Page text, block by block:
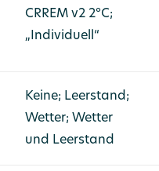
CRREM v2 2°C;
„Individuell“
Keine; Leerstand;
Wetter; Wetter
und Leerstand